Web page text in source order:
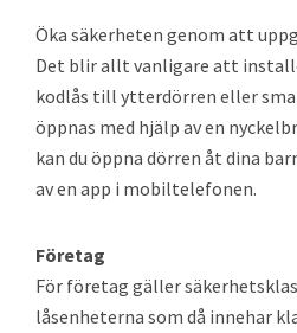
Öka säkerheten genom att
Det blir allt vanligare att
kodlås till ytterdörren eller
öppnas med hjälp av en
kan du öppna dörren åt dina
av en app i mobiltelefonen.
Företag
För företag gäller
låsenheterna som då innehar